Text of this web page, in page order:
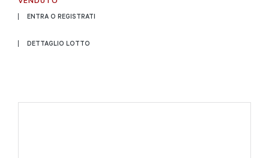
ENTRA O REGISTRATI
DETTAGLIO LOTTO